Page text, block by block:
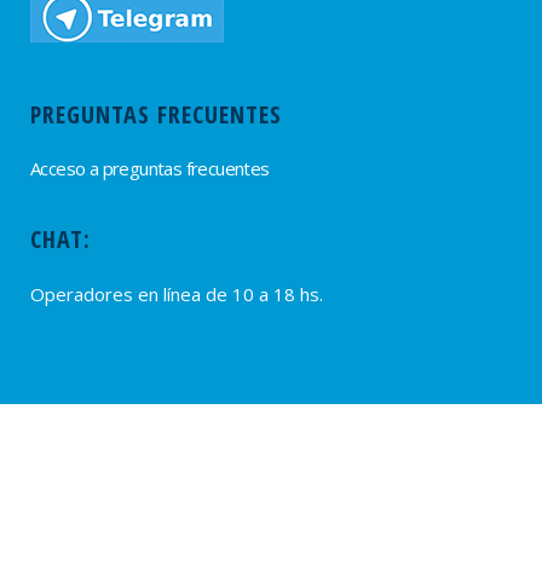
PREGUNTAS FRECUENTES
Acceso a preguntas frecuentes
CHAT:
Operadores en línea de 10 a 18 hs.
PROVEEDORES